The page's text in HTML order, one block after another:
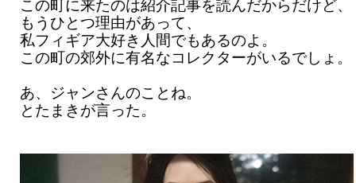
この町に来たのは紹介記事を読んだからだけど、
もうひとつ理由があって、
私フィギア大好き人間でもあるのよ。
この町の郊外に有名なコレクターがいるでしょ。
あ、ジャンさんのことね。
とたまきが言った。